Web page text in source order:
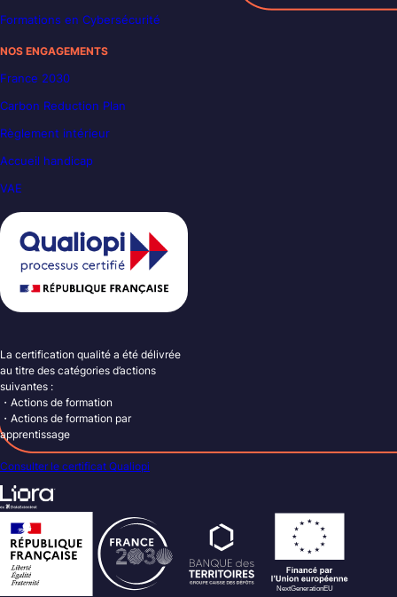
Formations en Cybersécurité
NOS ENGAGEMENTS
France 2030
Carbon Reduction Plan
Règlement intérieur
Accueil handicap
VAE
La certification qualité a été délivrée
au titre des catégories d’actions
suivantes :
・Actions de formation
・Actions de formation par
apprentissage
Consulter le certificat Qualiopi